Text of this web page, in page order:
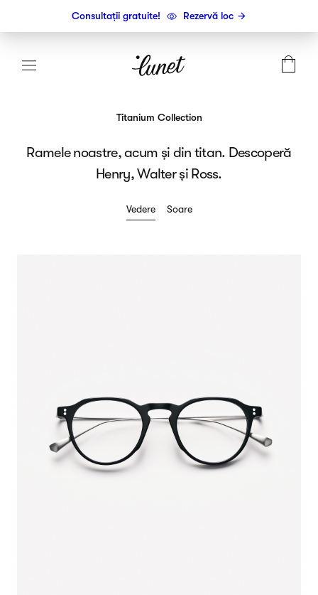
Consultații gratuite! Rezervă loc
Titanium Collection
Ramele noastre, acum și din titan. Descoperă
Henry, Walter și Ross.
Vedere Soare